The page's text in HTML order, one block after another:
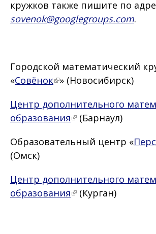
кружков также пишите по
sovenok@googlegroups.com.
Городской математический
«Совёнок » (Новосибирск)
Центр дополнительного
образования
(Барнаул)
Образовательный центр «
(Омск)
Центр дополнительного
образования
(Курган)